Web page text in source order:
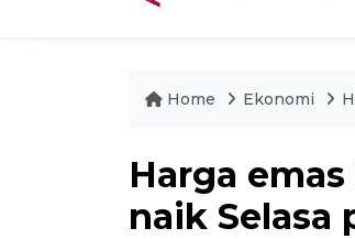
Home Ekonomi
Harga
naik Selasa